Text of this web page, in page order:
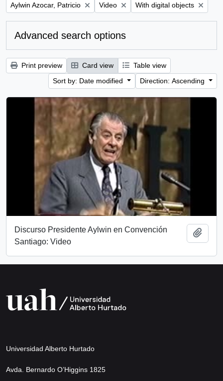
Remove filter:
Aylwin Azocar, Patricio Remove filter:
Video Remove filter:
With digital objects
Advanced search options
Print preview Card view
Table view
Sort by: Date modified
Direction: Ascending
Discurso Presidente Aylwin en Convención
Santiago: Video
Universidad Alberto Hurtado
Avda. Bernardo O’Higgins 1825